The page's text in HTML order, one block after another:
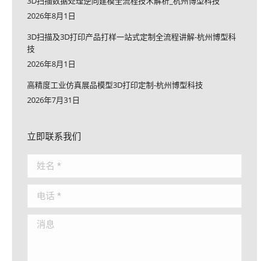
2026年8月1日
3D扫描及3D打印产品打样一站式定制全流程讲解-杭州博型科
技
2026年8月1日
高精度工业仿真展品模型3D打印定制-杭州博型科技
2026年7月31日
立即联系我们
姓名 *
电话 *
消息